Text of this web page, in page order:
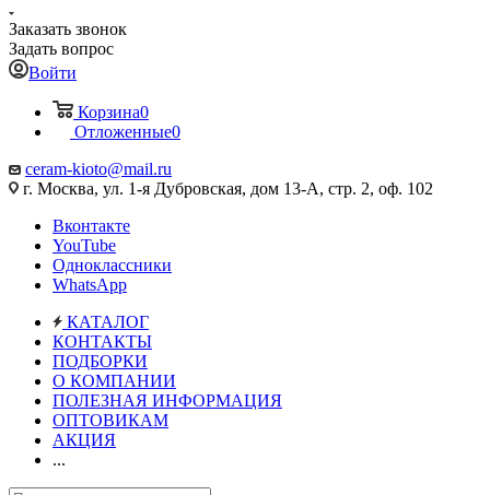
Заказать звонок
Задать вопрос
Войти
Корзина0
Отложенные0
ceram-kioto@mail.ru
г. Москва, ул. 1-я Дубровская, дом 13-А, стр. 2, оф. 102
Вконтакте
YouTube
Одноклассники
WhatsApp
КАТАЛОГ
КОНТАКТЫ
ПОДБОРКИ
О КОМПАНИИ
ПОЛЕЗНАЯ ИНФОРМАЦИЯ
ОПТОВИКАМ
АКЦИЯ
...